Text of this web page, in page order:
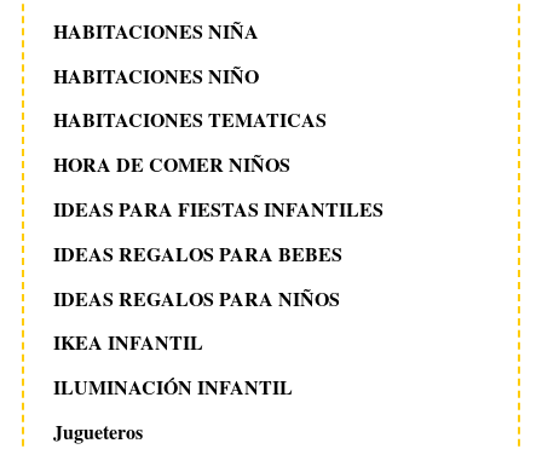
HABITACIONES NIÑA
HABITACIONES NIÑO
HABITACIONES TEMATICAS
HORA DE COMER NIÑOS
IDEAS PARA FIESTAS INFANTILES
IDEAS REGALOS PARA BEBES
IDEAS REGALOS PARA NIÑOS
IKEA INFANTIL
ILUMINACIÓN INFANTIL
Jugueteros